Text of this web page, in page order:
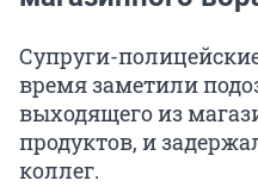
Супруги-
время заметили
выходящего из
продуктов, и
коллег.